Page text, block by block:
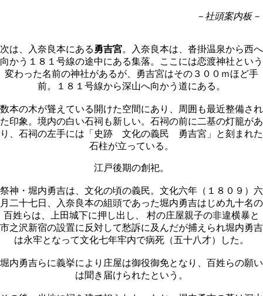
－社頭案内板－
次は、入奈良本にある 勇吉宮。入奈良本は、沓掛温泉から西へ
向かう１８１号線の途中にある集落。ここには恋渡神社という
変わった名前の神社があるが、勇吉宮はその３００ｍほど手
前。１８１号線から深山へ向かう道にある。
数本の木が聳えている開けた空間にあり、周囲も最近整備され
た印象。境内の白い石祠も新しい。石祠の前に二基の灯籠があ
り、石祠の左手には「史跡 文化の義民 勇吉宮」と刻まれた
石柱が立っている。
江戸後期の創祀。
祭神・堀内勇吉は、文化の頃の義民。文化六年（１８０９）六
月二十七日、入奈良本の組頭であった堀内勇吉はじめ九十名の
百姓らは、上田城下に押し出し、 村の庄屋親子の非違横暴と
市之沢新宿の設置に反対して愁訴に及んだが捕えられ堀内勇吉
は永牢となって文化七年牢内で病死（五十八才）した。
堀内勇吉らに義挙により庄屋は御役御免となり、百姓らの願い
は聞き届けられたという。